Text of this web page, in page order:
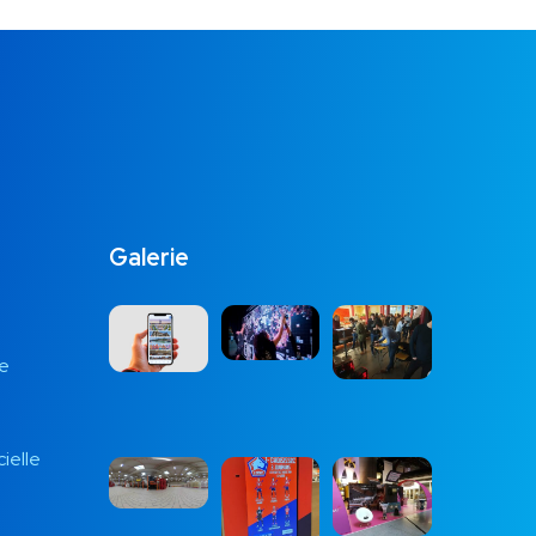
Galerie